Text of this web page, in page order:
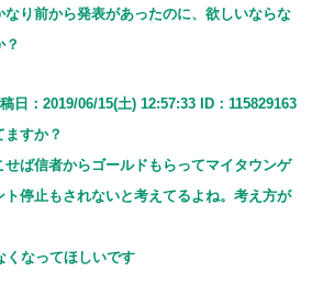
なり前から発表があったのに、欲しいならな
日：2019/06/15(土) 12:57:33 ID：115829163
すか？
せば信者からゴールドもらってマイタウンゲ
ト停止もされないと考えてるよね。考え方が
くなってほしいです